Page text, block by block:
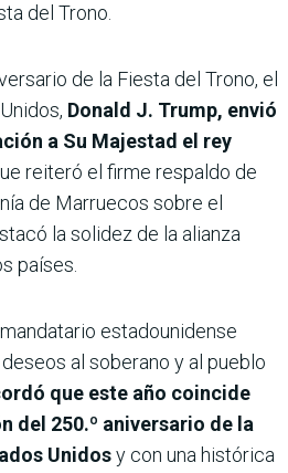
del Trono.
de la Fiesta del Trono, el
Donald J. Trump, envió
a Su Majestad el rey
reiteró el firme respaldo de
de Marruecos sobre el
la solidez de la alianza
países.
estadounidense
al soberano y al pueblo
que este año coincide
del 250.º aniversario de la
Unidosy con una histórica